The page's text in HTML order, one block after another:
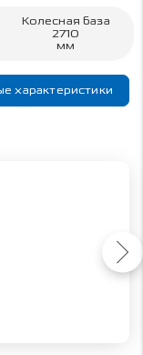
Колесная база
2710
мм
Подробные характеристики